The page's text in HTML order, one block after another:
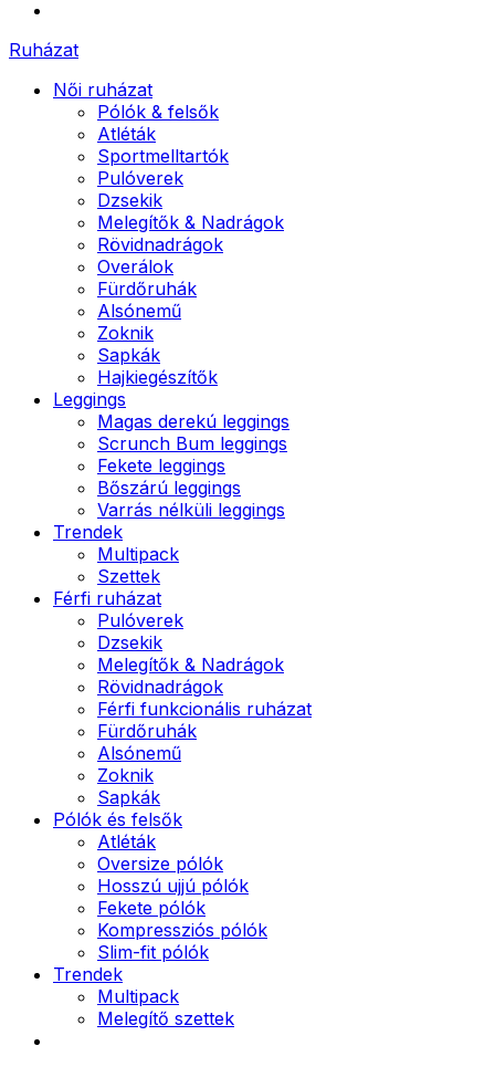
Ruházat
Női ruházat
Pólók & felsők
Atléták
Sportmelltartók
Pulóverek
Dzsekik
Melegítők & Nadrágok
Rövidnadrágok
Overálok
Fürdőruhák
Alsónemű
Zoknik
Sapkák
Hajkiegészítők
Leggings
Magas derekú leggings
Scrunch Bum leggings
Fekete leggings
Bőszárú leggings
Varrás nélküli leggings
Trendek
Multipack
Szettek
Férfi ruházat
Pulóverek
Dzsekik
Melegítők & Nadrágok
Rövidnadrágok
Férfi funkcionális ruházat
Fürdőruhák
Alsónemű
Zoknik
Sapkák
Pólók és felsők
Atléták
Oversize pólók
Hosszú ujjú pólók
Fekete pólók
Kompressziós pólók
Slim-fit pólók
Trendek
Multipack
Melegítő szettek